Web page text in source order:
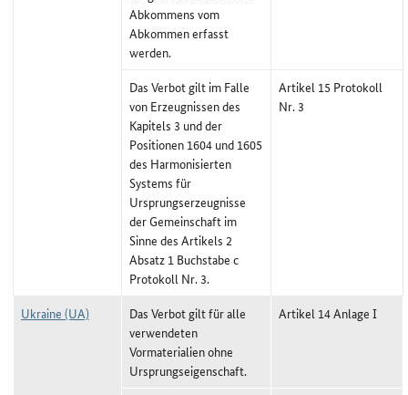
Abkommens vom
Abkommen erfasst
werden.
Das Verbot gilt im Falle
von Erzeugnissen des
Kapitels 3 und der
Positionen 1604 und 1605
des Harmonisierten
Systems für
Ursprungserzeugnisse
der Gemeinschaft im
Sinne des Artikels 2
Absatz 1 Buchstabe c
Protokoll Nr. 3.
Artikel 15 Protokoll
Nr. 3
Ukraine (UA)
Das Verbot gilt für alle
verwendeten
Vormaterialien ohne
Ursprungseigenschaft.
Artikel 14 Anlage I